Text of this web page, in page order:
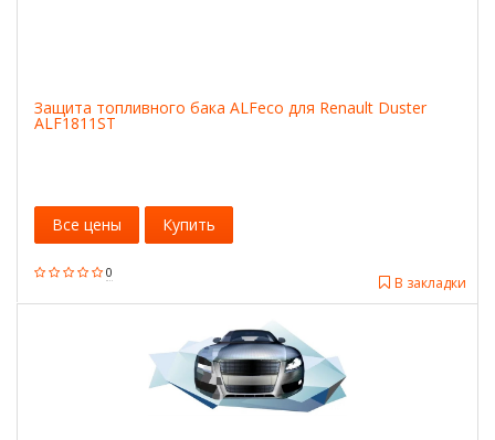
Защита топливного бака ALFeco для Renault Duster
ALF1811ST
0
В закладки
Все цены Купить